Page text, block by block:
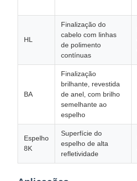
HL
Finalização do
cabelo com linhas
de polimento
contínuas
BA
Finalização
brilhante, revestida
de anel, com brilho
semelhante ao
espelho
Espelho
8K
Superfície do
espelho de alta
refletividade